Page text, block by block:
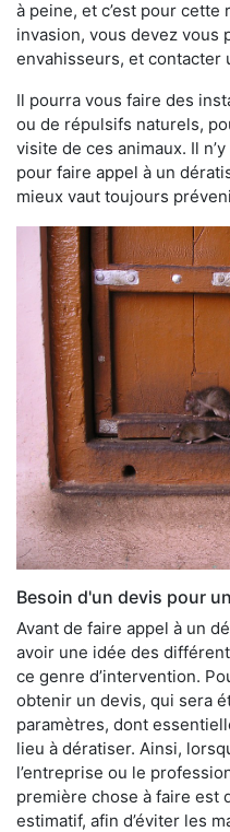
à peine, et c’est pour cette
invasion, vous devez vous
envahisseurs, et contacter
Il pourra vous faire des
ou de répulsifs naturels,
visite de ces animaux. Il
pour faire appel à un
mieux vaut toujours
Besoin d'un devis pour
Avant de faire appel à un
avoir une idée des
ce genre d’intervention.
obtenir un devis, qui sera
paramètres, dont
lieu à dératiser. Ainsi,
l’entreprise ou le
première chose à faire est
estimatif, afin d’éviter les